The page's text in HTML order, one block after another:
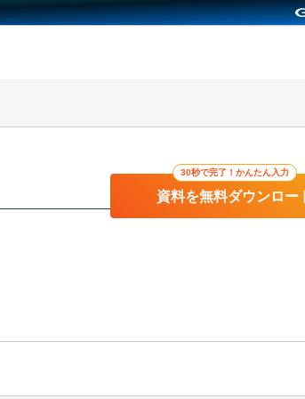
30秒で完了！かんたん入力
資料を無料ダウンロー